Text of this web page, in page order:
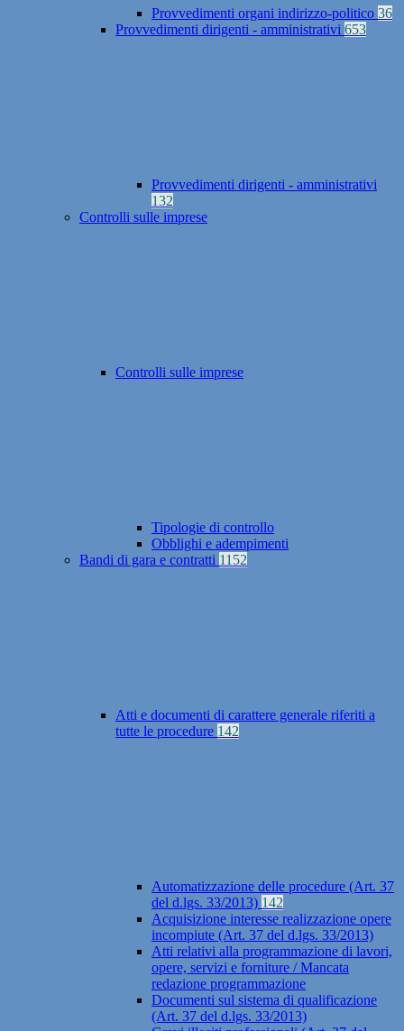
Provvedimenti organi indirizzo-politico 36
Provvedimenti dirigenti - amministrativi 653
Provvedimenti dirigenti - amministrativi
132
Controlli sulle imprese
Controlli sulle imprese
Tipologie di controllo
Obblighi e adempimenti
Bandi di gara e contratti 1152
Atti e documenti di carattere generale riferiti a
tutte le procedure 142
Automatizzazione delle procedure (Art. 37
del d.lgs. 33/2013) 142
Acquisizione interesse realizzazione opere
incompiute (Art. 37 del d.lgs. 33/2013)
Atti relativi alla programmazione di lavori,
opere, servizi e forniture / Mancata
redazione programmazione
Documenti sul sistema di qualificazione
(Art. 37 del d.lgs. 33/2013)